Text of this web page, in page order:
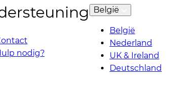
nodig?
België
België
Nederland
UK & Ireland
Deutschland